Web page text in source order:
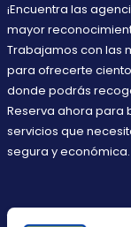
¡Encuentra las
mayor
Trabajamos con las
para ofrecerte
donde podrás
Reserva ahora para
servicios que
segura y económica.